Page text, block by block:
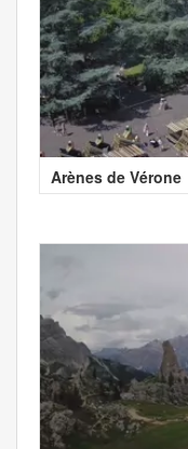
Arènes de Vérone